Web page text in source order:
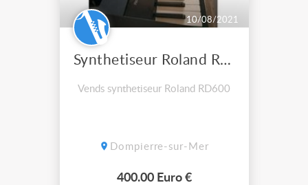
10/08/2021
Synthetiseur Roland RD600
Vends synthetiseur Roland RD600
Dompierre-sur-Mer
400.00 Euro €